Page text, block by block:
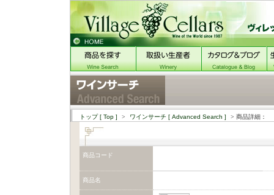
トップ[ Top ] > ワインサーチ [ Advanced Search ] > 商品詳細：
商品コード
商品名